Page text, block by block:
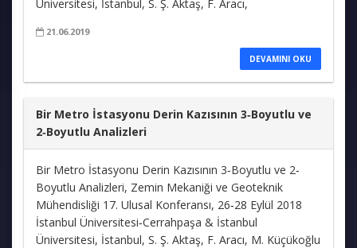
Üniversitesi, İstanbul, S. Ş. Aktaş, F. Aracı,
21.06.2019
DEVAMINI OKU
Bir Metro İstasyonu Derin Kazısının 3‐Boyutlu ve
2‐Boyutlu Analizleri
Bir Metro İstasyonu Derin Kazısının 3‐Boyutlu ve 2‐
Boyutlu Analizleri, Zemin Mekaniği ve Geoteknik
Mühendisliği 17. Ulusal Konferansı, 26‐28 Eylül 2018
İstanbul Üniversitesi‐Cerrahpaşa & İstanbul
Üniversitesi, İstanbul, S. Ş. Aktaş, F. Aracı, M. Küçükoğlu